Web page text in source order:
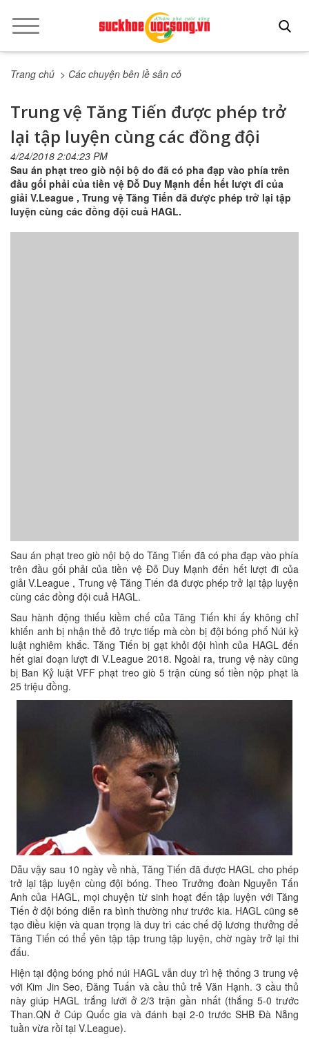
Trang chủ > Các chuyện bên lề sân cỏ
Trung vệ Tăng Tiến được phép trở
lại tập luyện cùng các đồng đội
4/24/2018 2:04:23 PM
Sau án phạt treo giò nội bộ do đã có pha đạp vào phía trên
đầu gối phải của tiền vệ Đỗ Duy Mạnh đến hết lượt đi của
giải V.League , Trung vệ Tăng Tiến đã được phép trở lại tập
luyện cùng các đồng đội cuả HAGL.
Sau án phạt treo giò nội bộ do Tăng Tiến đã có pha đạp vào phía
trên đầu gối phải của tiền vệ Đỗ Duy Mạnh đến hết lượt đi của
giải V.League , Trung vệ Tăng Tiến đã được phép trở lại tập luyện
cùng các đồng đội cuả HAGL.
Sau hành động thiếu kiềm chế của Tăng Tiến khi ấy không chỉ
khiến anh bị nhận thẻ đỏ trực tiếp mà còn bị đội bóng phố Núi kỷ
luật nghiêm khắc. Tăng Tiến bị gạt khỏi đội hình của HAGL đến
hết giai đoạn lượt đi V.League 2018. Ngoài ra, trung vệ này cũng
bị Ban Kỷ luật VFF phạt treo giò 5 trận cùng số tiền nộp phạt là
25 triệu đồng.
Dẫu vậy sau 10 ngày về nhà, Tăng Tiến đã được HAGL cho phép
trở lại tập luyện cùng đội bóng. Theo Trưởng đoàn Nguyễn Tấn
Anh của HAGL, mọi chuyện từ sinh hoạt đến tập luyện với Tăng
Tiến ở đội bóng diễn ra bình thường như trước kia. HAGL cũng sẽ
tạo điều kiện và quan trọng là duy trì các chế độ lương thưởng để
Tăng Tiến có thể yên tập tập trung tập luyện, chờ ngày trở lại thi
đấu.
Hiện tại động bóng phố núi HAGL vẫn duy trì hệ thống 3 trung vệ
với Kim Jin Seo, Đăng Tuấn và cầu thủ trẻ Văn Hạnh. 3 cầu thủ
này giúp HAGL trắng lưới ở 2/3 trận gần nhất (thắng 5-0 trước
Than.QN ở Cúp Quốc gia và đánh bại 2-0 trước SHB Đà Nẵng
tuần vừa rồi tại V.League).